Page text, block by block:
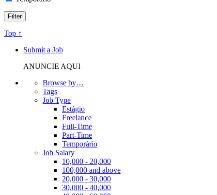
Top ↑
Submit a Job
ANUNCIE AQUI
Browse by…
Tags
Job Type
Estágio
Freelance
Full-Time
Part-Time
Temporário
Job Salary
10,000 - 20,000
100,000 and above
20,000 - 30,000
30,000 - 40,000